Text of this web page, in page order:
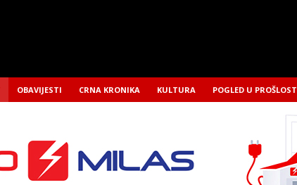
OBAVIJESTI CRNA KRONIKA KULTURA POGLED U PROŠLOST